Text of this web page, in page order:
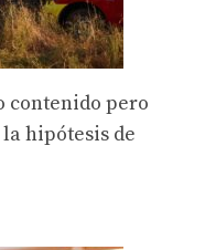
contenido pero
hipótesis de